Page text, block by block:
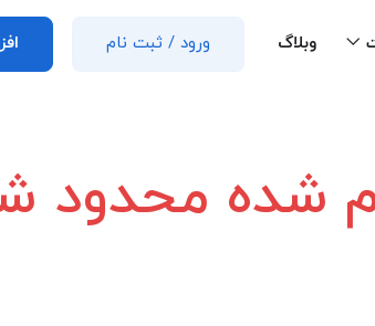
وبلاگ ورود / ثبت نام
شده محدود